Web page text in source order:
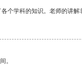
个学科的知识。老师的讲解
。